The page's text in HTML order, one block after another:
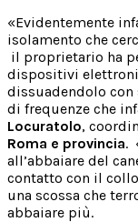
«Evidentemente
isolamento che
il proprietario ha
dispositivi
dissuadendolo con
di frequenze che
Locuratolo,
Roma e provincia.
all’abbaiare del
contatto con il
una scossa che
abbaiare più.